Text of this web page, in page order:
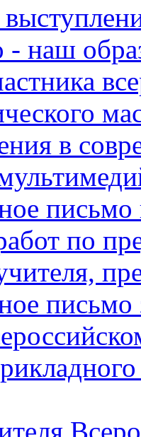
- наш
в
по